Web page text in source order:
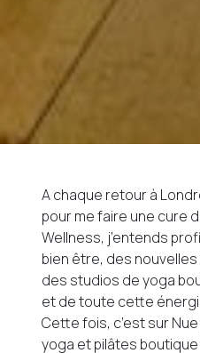
A chaque retour à
pour me faire une cure
Wellness, j’entends
bien être, des
des studios de yoga
et de toute cette
Cette fois, c’est sur
yoga et pilâtes